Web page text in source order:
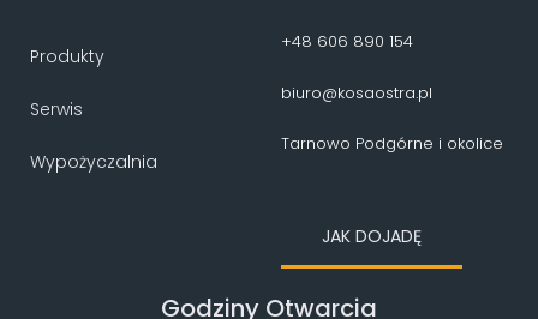
Produkty
Serwis
Wypożyczalnia
+48 606 890 154
biuro@kosaostra.pl
Tarnowo Podgórne i okolice
JAK DOJADĘ
Godziny Otwarcia